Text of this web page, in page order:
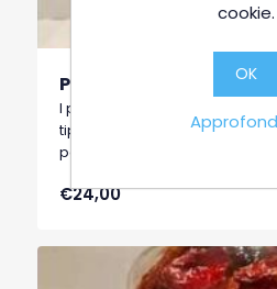
Peperone Crusco intero
I peperoni cruschi, cioè
tipica della cucina lucana, si
particolare qualità di peperoni
Basilicata, che hanno
€24,00
cookie.
OK